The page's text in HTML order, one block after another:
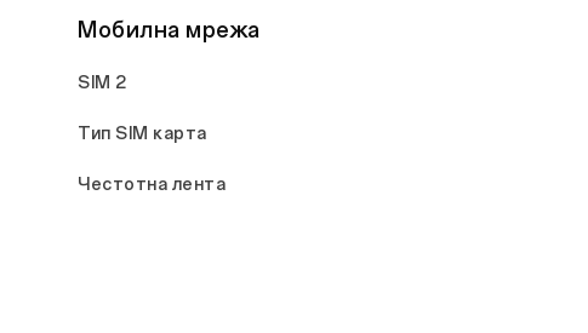
Мобилна мрежа
SIM 2
Тип SIM карта
Честотна лента